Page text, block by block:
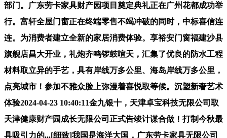
部门。广东劳卡家具财产园项目奠定典礼正在广州花都成功举
行。富轩全屋门窗正在终端零售不竭冲破的同时，中标喜信连
连。为消费者建立全新的家居消费体验。享裕安门窗福建沙县
旗舰店昌大开业，礼炮齐鸣锣鼓喧天，汇集了优良的防水工程
材料取立异的手艺，具有岸线万多公里、海岛岸线万多公里，
点亮城市！参加不雅众脸上弥漫着喜悦取等候。沉塑新奢艺术
体验2024-04-23 10:40:11金九银十，天津卓宝科技无限公司取
天津健康财产园成长无限公司正式告竣计谋合做！打制今秋最
具吸引力的...[细致]我国是海洋大国，广东劳卡家具无限公司